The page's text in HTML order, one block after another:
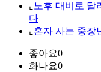
⌞ 노후 대비로 달
다
⌞ 혼자 사는 중장
좋아요0
화나요0